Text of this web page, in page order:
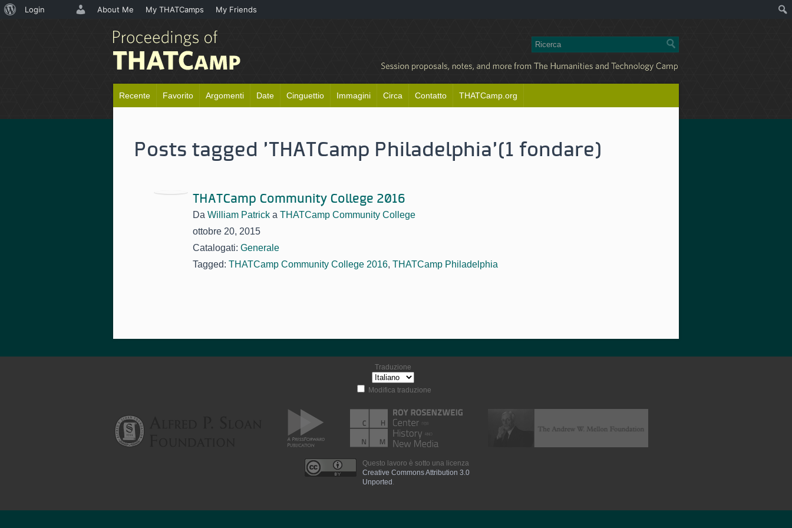
Recente Favorito Argomenti Date Cinguettio Immagini Circa Contatto THATCamp.org
Posts tagged 'THATCamp Philadelphia'(1 fondare)
THATCamp Community College 2016
Da William Patrick a THATCamp Community College
ottobre 20, 2015
Catalogati: Generale
Tagged: THATCamp Community College 2016, THATCamp Philadelphia
Traduzione
Modifica traduzione
Questo lavoro è sotto una licenza
Creative Commons Attribution 3.0
Unported
Informazioni
Login About Me My THATCamps My Friends